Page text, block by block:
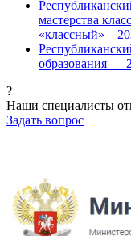
мастерства
«классный» –
образования —
?
Наши специалисты
Задать вопрос